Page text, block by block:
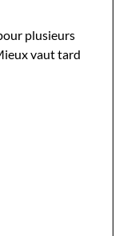
plusieurs
vaut tard